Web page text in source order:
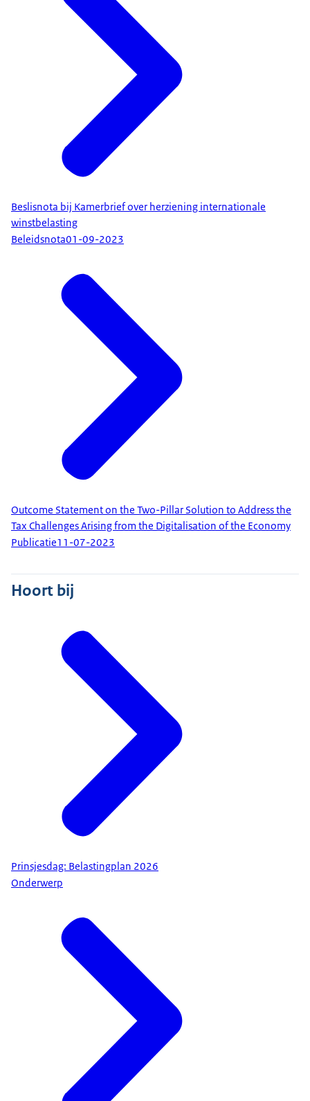
Beslisnota bij Kamerbrief over herziening internationale
winstbelasting
Beleidsnota01-09-2023
Outcome Statement on the Two-Pillar Solution to Address the
Tax Challenges Arising from the Digitalisation of the Economy
Publicatie11-07-2023
Hoort bij
Prinsjesdag: Belastingplan 2026
Onderwerp